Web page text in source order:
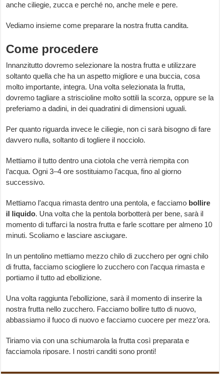
anche ciliegie, zucca e perché no, anche mele e pere.
Vediamo insieme come preparare la nostra frutta candita.
Come procedere
Innanzitutto dovremo selezionare la nostra frutta e utilizzare
soltanto quella che ha un aspetto migliore e una buccia, cosa
molto importante, integra. Una volta selezionata la frutta,
dovremo tagliare a striscioline molto sottili la scorza, oppure se la
preferiamo a dadini, in dei quadratini di dimensioni uguali.
Per quanto riguarda invece le ciliegie, non ci sarà bisogno di fare
davvero nulla, soltanto di togliere il nocciolo.
Mettiamo il tutto dentro una ciotola che verrà riempita con
l’acqua. Ogni 3–4 ore sostituiamo l’acqua, fino al giorno
successivo.
Mettiamo l’acqua rimasta dentro una pentola, e facciamo bollire
il liquido. Una volta che la pentola borbotterà per bene, sarà il
momento di tuffarci la nostra frutta e farle scottare per almeno 10
minuti. Scoliamo e lasciare asciugare.
In un pentolino mettiamo mezzo chilo di zucchero per ogni chilo
di frutta, facciamo sciogliere lo zucchero con l’acqua rimasta e
portiamo il tutto ad ebollizione.
Una volta raggiunta l’ebollizione, sarà il momento di inserire la
nostra frutta nello zucchero. Facciamo bollire tutto di nuovo,
abbassiamo il fuoco di nuovo e facciamo cuocere per mezz’ora.
Tiriamo via con una schiumarola la frutta così preparata e
facciamola riposare. I nostri canditi sono pronti!